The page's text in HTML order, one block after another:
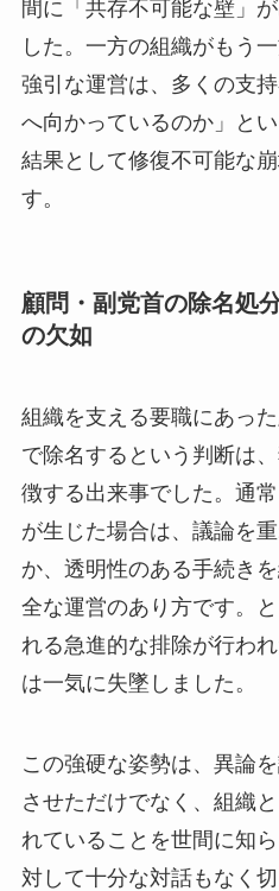
間に「共存不可能な壁」
した。一方の組織がもう
強引な運営は、多くの支
へ向かっているのか」と
結果として修復不可能な
す。
顧問・副党首の除名処
の欠如
組織を支える要職にあっ
で除名するという判断は
徴する出来事でした。通
が生じた場合は、議論を
か、透明性のある手続き
全な運営のあり方です。
れる急進的な排除が行わ
は一気に失墜しました。
この強硬な姿勢は、異論
させただけでなく、組織
れていることを世間に知
対して十分な対話もなく